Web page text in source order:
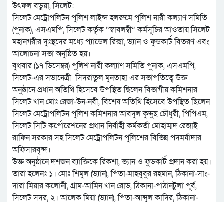
উৎফল বড়ুয়া, সিলেট:
সিলেট মেট্রোপলিটন পুলিশ লাইন্স হলরুমে পুলিশ নারী কল্যাণ সমিতি
(পুনাক), এসএমপি, সিলেট কর্তৃক “স্বাবলম্বী” কর্মসূচির আওতায় সিলেট
মহানগরীর দুঃস্থদের মধ্যে প্যাডেল রিক্সা, ভ্যান ও ফুডকার্ট বিতরণ এবং
আলোচনা সভা অনুষ্ঠিত হয়।
বুধবার (১৭ ডিসেম্বর) পুলিশ নারী কল্যাণ সমিতি পুনাক, এসএমপি,
সিলেট-এর সভানেত্রী সিদরাতুল মুনতাহা এর সভাপতিত্বে উক্ত
অনুষ্ঠানে প্রধান অতিথি হিসেবে উপস্থিত ছিলেন বিভাগীয় কমিশনার
সিলেট খান মোঃ রেজা-উন-নবী, বিশেষ অতিথি হিসেবে উপস্থিত ছিলেন
সিলেট মেট্রোপলিটন পুলিশ কমিশনার আবদুল কুদ্দুছ চৌধুরী, পিপিএম,
সিলেট সিটি কর্পোরেশনের প্রধান নির্বাহী কর্মকর্তা মোহাম্মদ রেজাই
রাফিন সরকার সহ সিলেট মেট্রোপলিটন পুলিশের বিভিন্ন পদমর্যাদার
অফিসারবৃন্দ।
উক্ত অনুষ্ঠানে দশজন ব্যাক্তিকে রিকশা, ভ্যান ও ফুডকার্ট প্রদান করা হয়।
তারা হলেনঃ ১। মোঃ শিমুল (ভ্যান), পিতা-মাহবুবুর রহমান, ঠিকানা-সাং-
দারা মিয়ার কলোনী, গ্রাম-আমিন খান রোড, ঠিকানা-পাঠানটুলা পূর্ব,
সিলেট সদর, ২। আলেক মিয়া (ভ্যান), পিতা-আব্দুল কাদির, ঠিকানা-